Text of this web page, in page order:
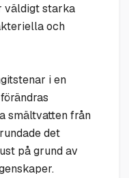
väldigt starka
och
i en
smältvatten från
det
på grund av